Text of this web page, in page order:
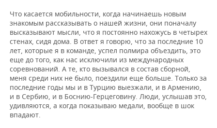
Что касается мобильности, когда начинаешь новым
знакомым рассказывать о нашей жизни, они поначалу
высказывают мысли, что я постоянно нахожусь в четырех
стенах, сидя дома. В ответ я говорю, что за последние 10
лет, которые я в команде, успел полмира объездить, это
еще до того, как нас исключили из международных
соревнований. А те, кто вызывался в состав сборной,
меня среди них не было, поездили еще больше. Только за
последние годы мы и в Турцию выезжали, и в Армению,
и в Сербию, и в Боснию-Герцеговину. Люди, услышав это,
удивляются, а когда показываю медали, вообще в шок
впадают.